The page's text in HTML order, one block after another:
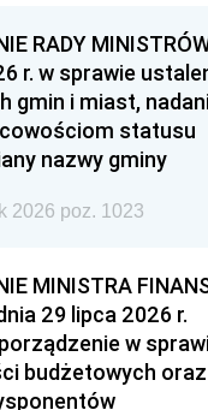
RADY
r. w sprawie
gmin i miast,
statusu
nazwy gminy
2026 poz. 1023
MINISTRA
29 lipca 2026 r.
w
budżetowych oraz